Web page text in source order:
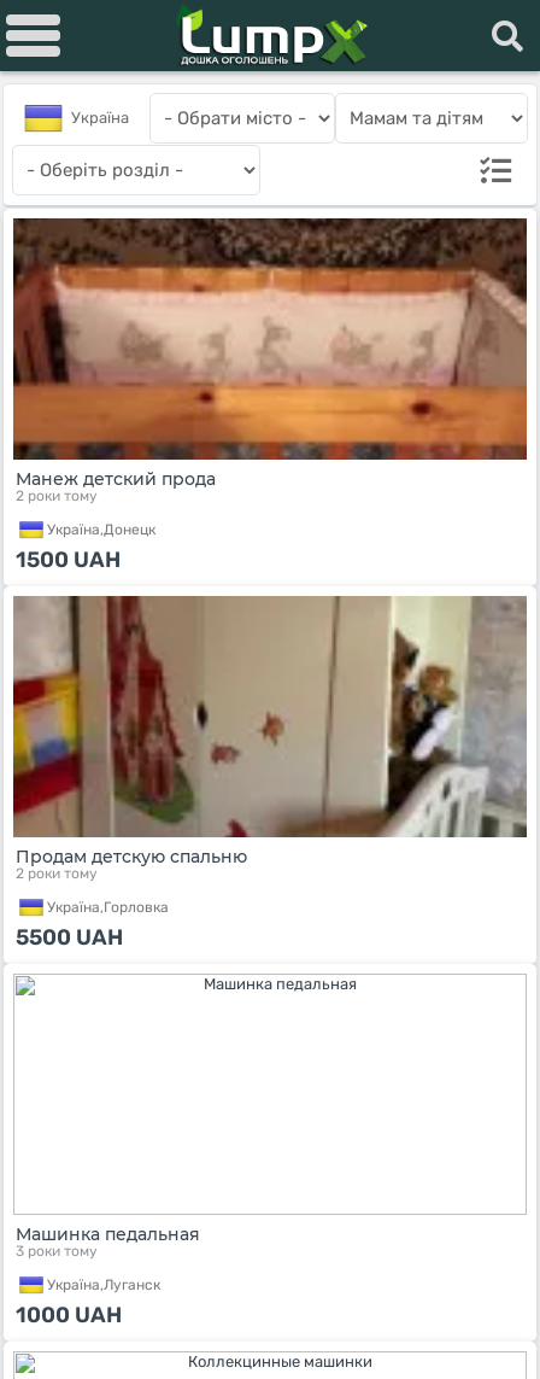
Україна
Манеж детский прода
2 роки тому
Україна,Донецк
1500 UAH
Продам детскую спальню
2 роки тому
Україна,Горловка
5500 UAH
Машинка педальная
3 роки тому
Україна,Луганск
1000 UAH